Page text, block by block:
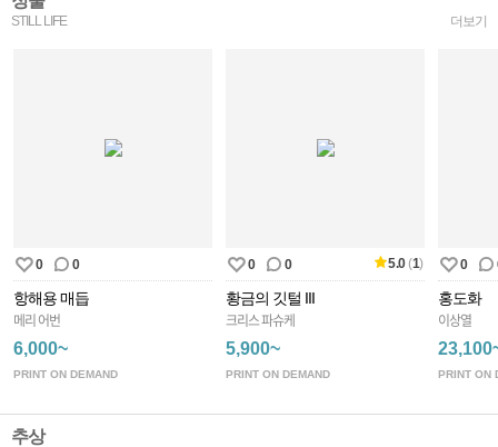
STILL LIFE 더보기
0 0
항해용 매듭
메리 어번
6,000~
PRINT ON DEMAND
0 0 5.0(1)
황금의 깃털 III
크리스 파슈케
5,900~
PRINT ON DEMAND
0
홍도화
이상열
PRINT ON
추상